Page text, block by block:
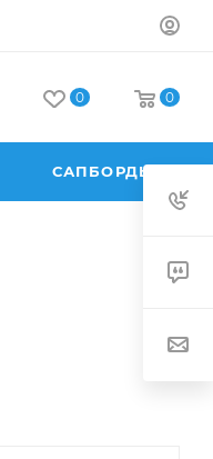
0 0
САПБОРДЫ